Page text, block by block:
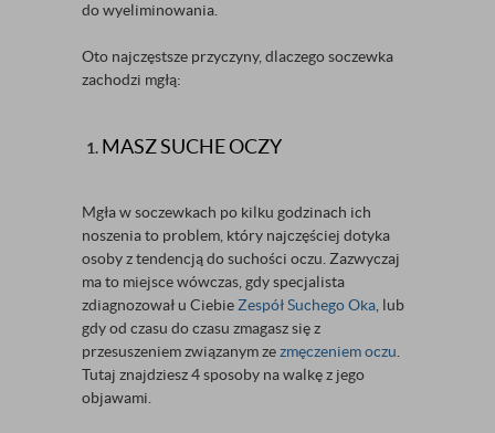
do wyeliminowania.
Oto najczęstsze przyczyny, dlaczego soczewka
zachodzi mgłą:
MASZ SUCHE OCZY
Mgła w soczewkach po kilku godzinach ich
noszenia to problem, który najczęściej dotyka
osoby z tendencją do suchości oczu. Zazwyczaj
ma to miejsce wówczas, gdy specjalista
zdiagnozował u Ciebie Zespół Suchego Oka , lub
gdy od czasu do czasu zmagasz się z
przesuszeniem związanym zezmęczeniem oczu
Tutaj znajdziesz 4 sposoby na walkę z jego
objawami.